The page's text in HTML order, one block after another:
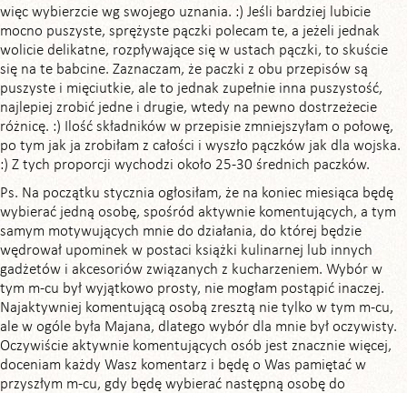
więc wybierzcie wg swojego uznania. :) Jeśli bardziej lubicie
mocno puszyste, sprężyste pączki polecam te, a jeżeli jednak
wolicie delikatne, rozpływające się w ustach pączki, to skuście
się na te babcine. Zaznaczam, że paczki z obu przepisów są
puszyste i mięciutkie, ale to jednak zupełnie inna puszystość,
najlepiej zrobić jedne i drugie, wtedy na pewno dostrzeżecie
różnicę. :) Ilość składników w przepisie zmniejszyłam o połowę,
po tym jak ja zrobiłam z całości i wyszło pączków jak dla wojska.
:) Z tych proporcji wychodzi około 25-30 średnich paczków.
Ps. Na początku stycznia ogłosiłam, że na koniec miesiąca będę
wybierać jedną osobę, spośród aktywnie komentujących, a tym
samym motywujących mnie do działania, do której będzie
wędrował upominek w postaci książki kulinarnej lub innych
gadżetów i akcesoriów związanych z kucharzeniem. Wybór w
tym m-cu był wyjątkowo prosty, nie mogłam postąpić inaczej.
Najaktywniej komentującą osobą zresztą nie tylko w tym m-cu,
ale w ogóle była Majana, dlatego wybór dla mnie był oczywisty.
Oczywiście aktywnie komentujących osób jest znacznie więcej,
doceniam każdy Wasz komentarz i będę o Was pamiętać w
przyszłym m-cu, gdy będę wybierać następną osobę do